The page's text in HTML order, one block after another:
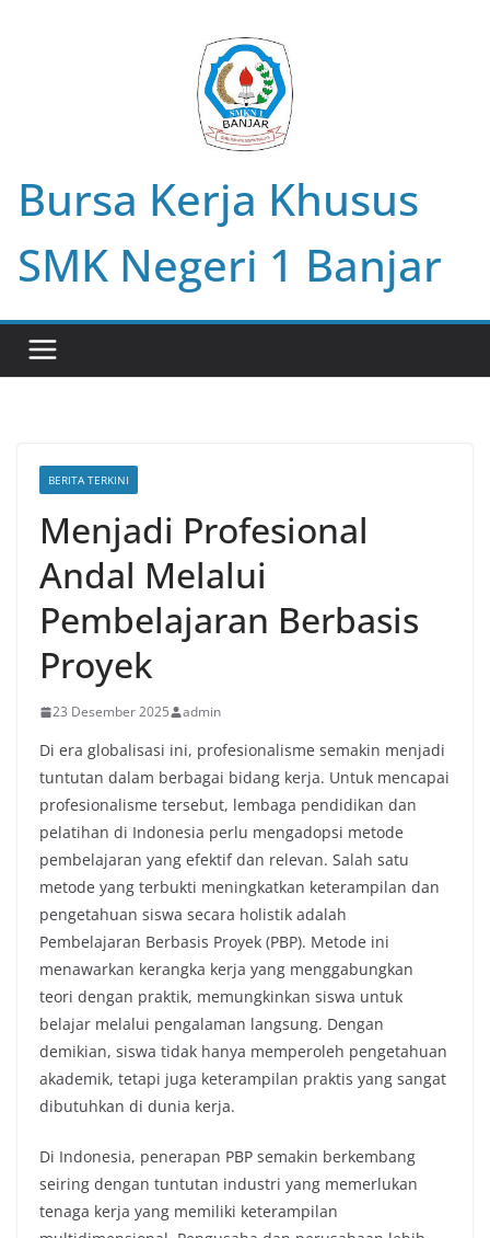
Bursa Kerja Khusus
SMK Negeri 1 Banjar
BERITA TERKINI
Menjadi Profesional
Andal Melalui
Pembelajaran Berbasis
Proyek
23 Desember 2025 admin
Di era globalisasi ini, profesionalisme semakin menjadi
tuntutan dalam berbagai bidang kerja. Untuk mencapai
profesionalisme tersebut, lembaga pendidikan dan
pelatihan di Indonesia perlu mengadopsi metode
pembelajaran yang efektif dan relevan. Salah satu
metode yang terbukti meningkatkan keterampilan dan
pengetahuan siswa secara holistik adalah
Pembelajaran Berbasis Proyek (PBP). Metode ini
menawarkan kerangka kerja yang menggabungkan
teori dengan praktik, memungkinkan siswa untuk
belajar melalui pengalaman langsung. Dengan
demikian, siswa tidak hanya memperoleh pengetahuan
akademik, tetapi juga keterampilan praktis yang sangat
dibutuhkan di dunia kerja.
Di Indonesia, penerapan PBP semakin berkembang
seiring dengan tuntutan industri yang memerlukan
tenaga kerja yang memiliki keterampilan